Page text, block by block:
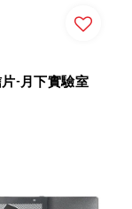
-月下實驗室